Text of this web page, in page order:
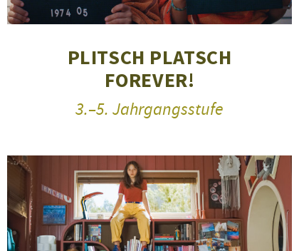
PLITSCH PLATSCH
FOREVER!
3.–5. Jahrgangsstufe